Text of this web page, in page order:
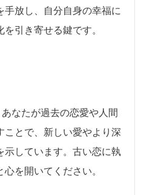
放し、自分自身の幸福に
引き寄せる鍵です。
なたが過去の恋愛や人間
ことで、新しい愛やより深
示しています。古い恋に執
を開いてください。